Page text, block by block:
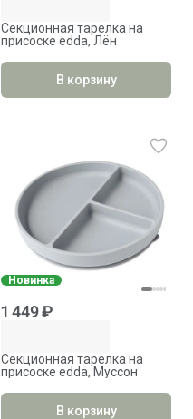
Секционная тарелка на
присоске edda, Лён
В корзину
Новинка
1 449 ₽
Секционная тарелка на
присоске edda, Муссон
В корзину